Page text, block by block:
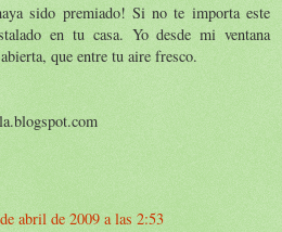
sido premiado! Si no te importa este
en tu casa. Yo desde mi ventana
que entre tu aire fresco.
abril de 2009 a las 2:53